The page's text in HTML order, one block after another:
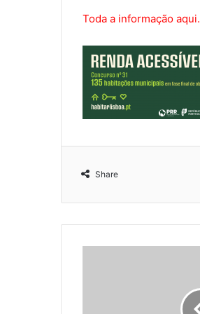
Toda a informação aqui.
Share